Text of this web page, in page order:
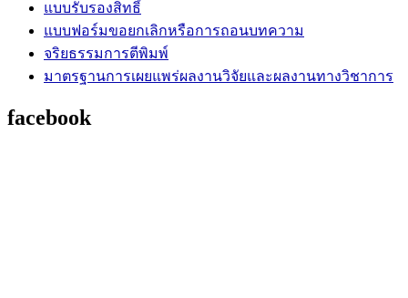
แบบรับรองสิทธิ์
แบบฟอร์มขอยกเลิกหรือการถอนบทความ
จริยธรรมการตีพิมพ์
มาตรฐานการเผยแพร่ผลงานวิจัยและผลงานทางวิชาการ
facebook